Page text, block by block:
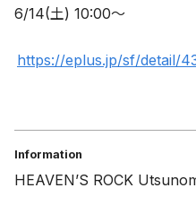
6/14(土) 10:00～
https://eplus.jp/sf/detail/
Information
HEAVEN’S ROCK